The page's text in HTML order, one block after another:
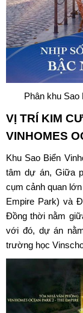
Phân khu Sao
VỊ TRÍ KIM
VINHOMES
Khu Sao Biển
tâm dự án, Giữa
cụm cảnh quan
Empire Park) và
Đồng thời nằm
với đó, dự án
trường học